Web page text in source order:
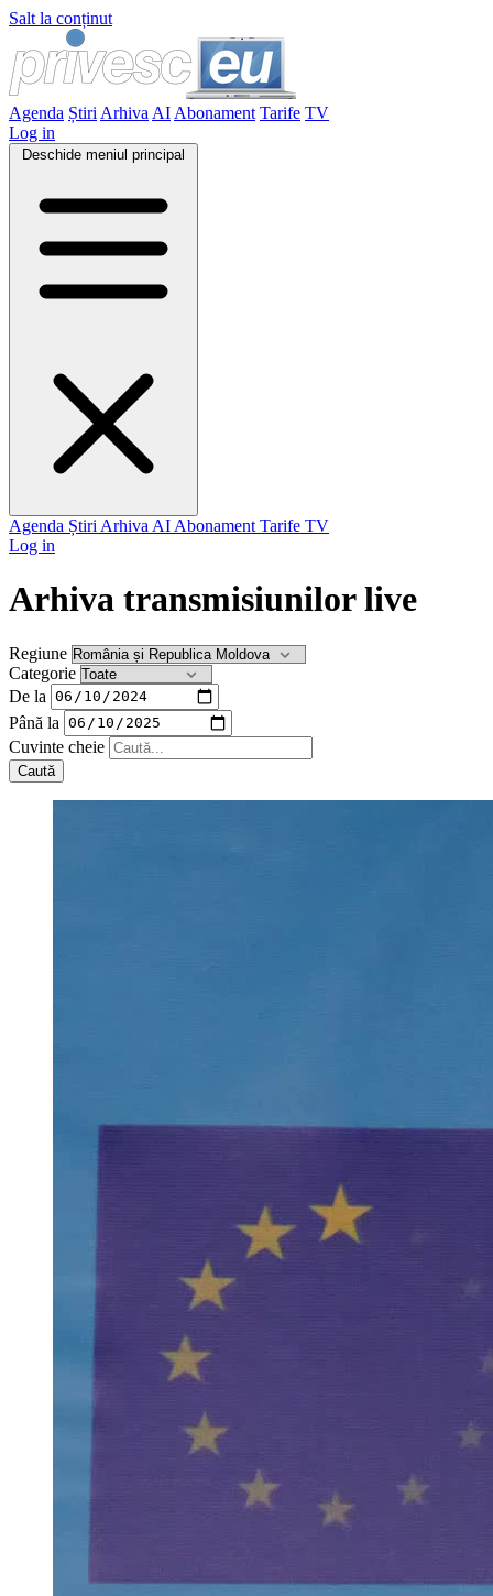
Salt la conținut
Agenda Știri Arhiva AI Abonament Tarife TV
Log in
Deschide meniul principal
Agenda Știri Arhiva AI Abonament Tarife TV
Log in
Arhiva transmisiunilor live
Regiune
Categorie
De la
Până la
Cuvinte cheie
Caută